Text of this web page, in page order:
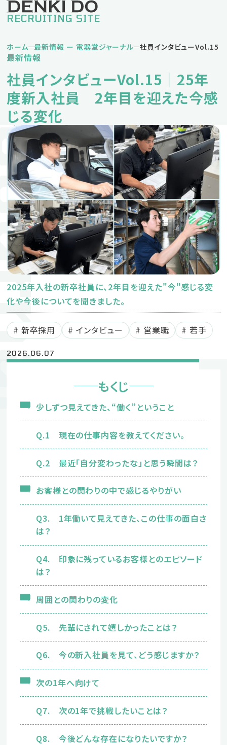
RECRUITING SITE
私の電器堂ライフ
堅実タイプDさん
挑戦タイプNさん
バランスタイプKさん
仕事紹介
営業職
営業事務職
企画事務職
人材育成方針・キャリアパス
福利厚生
新卒募集要項
中途募集要項
TEL053-442-
（採用受付窓口：鈴木）
新卒の方
2027年版はこちら
エントリーはこちら
エントリーフォーム
パートの求人情報はこちら
ホーム 最新情報 ー 電器堂ジャーナル 社員インタビューVol.15
最新情報
社員インタビューVol.15｜25年
度新入社員 2年目を迎えた今感
じる変化
2025年入社の新卒社員に、2年目を迎えた"今"感じる変
化や今後についてを聞きました。
新卒採用 インタビュー 営業職 若手
2026.06.07
もくじ
少しずつ見えてきた、“働く”ということ
Q.1 現在の仕事内容を教えてください。
Q.2 最近「自分変わったな」と思う瞬間は？
お客様との関わりの中で感じるやりがい
Q3. 1年働いて見えてきた、この仕事の面白さ
は？
Q4. 印象に残っているお客様とのエピソード
は？
周囲との関わりの変化
Q5. 先輩にされて嬉しかったことは？
Q6. 今の新入社員を見て、どう感じますか？
次の1年へ向けて
Q7. 次の1年で挑戦したいことは？
Q8. 今後どんな存在になりたいですか？